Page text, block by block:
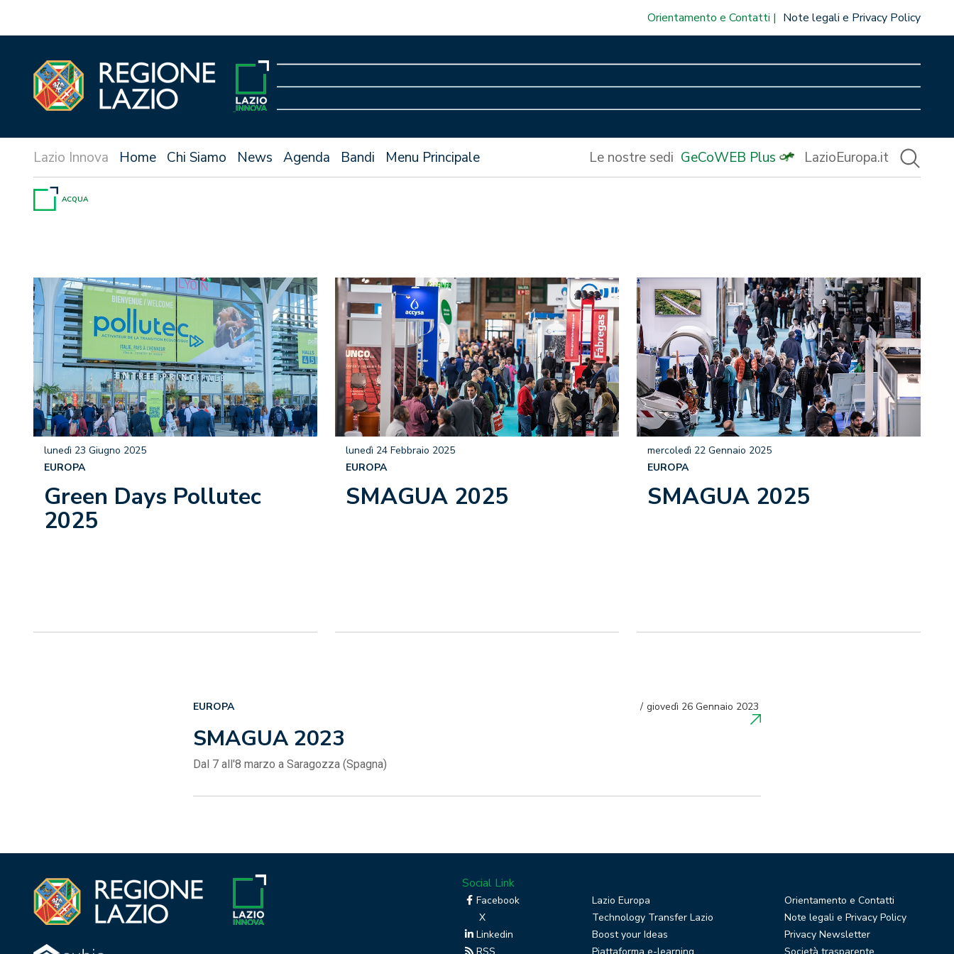
Orientamento e Contatti Note legali e Privacy Policy
Home Chi Siamo News Agenda Bandi Menu Principale Le nostre sedi GeCoWEB Plus LazioEuropa.it
ACQUA
Green Days Pollutec
2025
lunedì 23 Giugno 2025
EUROPA
SMAGUA 2025
lunedì 24 Febbraio 2025
EUROPA
SMAGUA 2025
mercoledì 22 Gennaio 2025
EUROPA
SMAGUA 2023
giovedì 26 Gennaio 2023
EUROPA
Dal 7 all'8 marzo a Saragozza (Spagna)
Social Link
Facebook
X
Linkedin
Lazio Europa
Technology Transfer Lazio
Boost your Ideas
Orientamento e Contatti
Note legali e Privacy Policy
Privacy Newsletter